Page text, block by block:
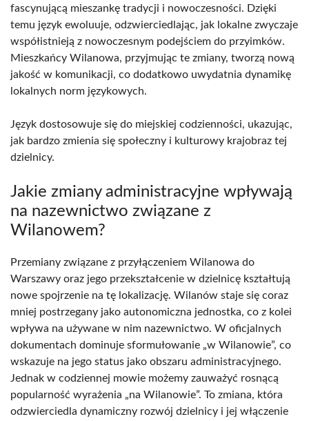
fascynującą mieszankę tradycji i nowoczesności. Dzięki
temu język ewoluuje, odzwierciedlając, jak lokalne zwyczaje
współistnieją z nowoczesnym podejściem do przyimków.
Mieszkańcy Wilanowa, przyjmując te zmiany, tworzą nową
jakość w komunikacji, co dodatkowo uwydatnia dynamikę
lokalnych norm językowych.
Język dostosowuje się do miejskiej codzienności, ukazując,
jak bardzo zmienia się społeczny i kulturowy krajobraz tej
dzielnicy.
Jakie zmiany administracyjne wpływają
na nazewnictwo związane z
Wilanowem?
Przemiany związane z przyłączeniem Wilanowa do
Warszawy oraz jego przekształcenie w dzielnicę kształtują
nowe spojrzenie na tę lokalizację. Wilanów staje się coraz
mniej postrzegany jako autonomiczna jednostka, co z kolei
wpływa na używane w nim nazewnictwo. W oficjalnych
dokumentach dominuje sformułowanie „w Wilanowie”, co
wskazuje na jego status jako obszaru administracyjnego.
Jednak w codziennej mowie możemy zauważyć rosnącą
popularność wyrażenia „na Wilanowie”. To zmiana, która
odzwierciedla dynamiczny rozwój dzielnicy i jej włączenie